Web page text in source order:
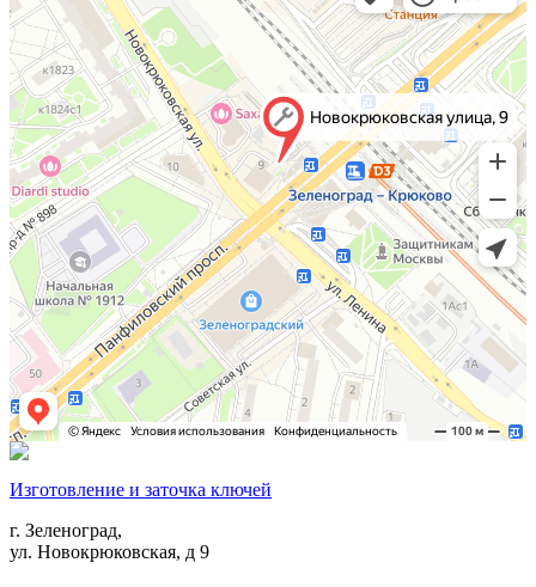
Изготовление и заточка ключей
г. Зеленоград,
ул. Новокрюковская, д 9